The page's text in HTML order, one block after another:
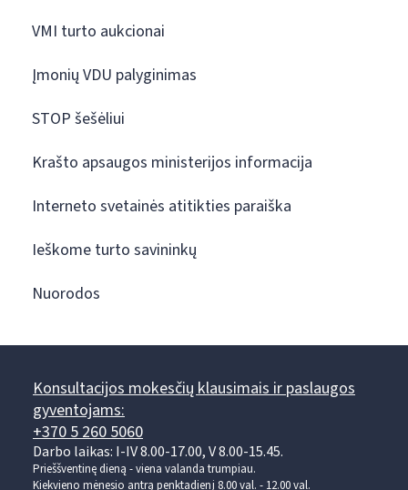
VMI turto aukcionai
Įmonių VDU palyginimas
STOP šešėliui
Krašto apsaugos ministerijos informacija
Interneto svetainės atitikties paraiška
Ieškome turto savininkų
Nuorodos
Konsultacijos mokesčių klausimais ir paslaugos
gyventojams:
+370 5 260 5060
Darbo laikas: I-IV 8.00-17.00, V 8.00-15.45.
Prieššventinę dieną - viena valanda trumpiau.
Kiekvieno mėnesio antrą penktadienį 8.00 val. - 12.00 val.